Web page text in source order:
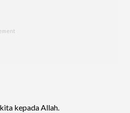
kepada Allah.